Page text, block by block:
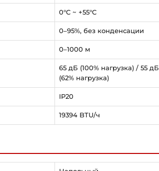
0°C ~ +55°C
0–95%, без конденсации
0–1000 м
65 дБ (100% нагрузка) / 55 дБ
(62% нагрузка)
IP20
19394 BTU/ч